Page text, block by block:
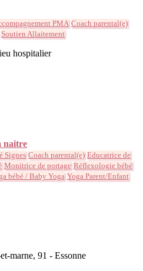
PMA Coach parental(e)
Soutien Allaitement
hospitalier
naitre
Signes Coach parental(e) Educatrice de
Monitrice de portage Réflexologie bébé
bébé / Baby Yoga Yoga Parent/Enfant
marne, 91 - Essonne